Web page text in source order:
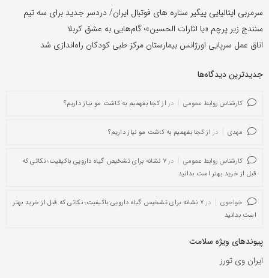
سرمربی ایتالیایی پیگیر ستاره های فوتبال ایران/ دردسر جدید برای سه تیم
سنندج زیر پرچم «یا لثارات الحسین»؛ گام‌هایی به عشق کربلا
اتاق عمل سرپایی اورژانس بیمارستان مرکز طبی کودکان راه‌اندازی شد
جدیدترین دیدگاه‌‌ها
کارشناس روابط عمومی در از کجا بفهمیم به کاشت مو نیاز داریم؟
مهدی در از کجا بفهمیم به کاشت مو نیاز داریم؟
کارشناس روابط عمومی در
۷ نشانه برای تشخیص گیاه دارویی باکیفیت؛ نکاتی که
قبل از خرید بهتر است بدانید
خواجوی در
۷ نشانه برای تشخیص گیاه دارویی باکیفیت؛ نکاتی که قبل از خرید بهتر
است بدانید
پیوندهای ویژه سلامت
ایران وی تورز